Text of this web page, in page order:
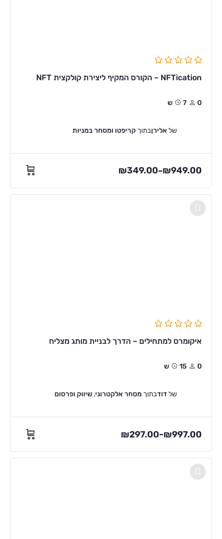
NFTication – הקורס המקיף ליצירת קולקצית NFT
0 7ש
של אלירןבתוך קריפטו ומסחר במניות
₪349.00–₪949.00
איקומרס למתחילים – הדרך לבניית מותג מצליח
0 15ש
שלדודבתוך מסחר אלקטרוני, שיווק ופרסום
₪297.00–₪997.00